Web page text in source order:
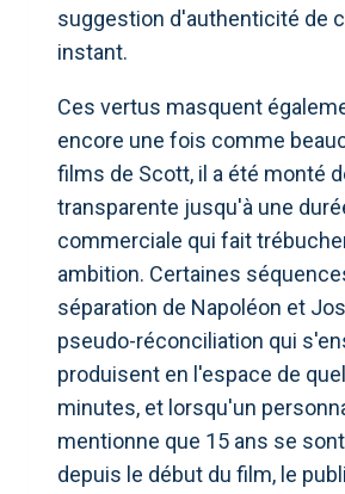
suggestion d'authenticité de
instant.
Ces vertus masquent
encore une fois comme
films de Scott, il a été monté
transparente jusqu'à une
commerciale qui fait
ambition. Certaines
séparation de Napoléon et
pseudo-réconciliation qui
produisent en l'espace de
minutes, et lorsqu'un
mentionne que 15 ans se
depuis le début du film, le